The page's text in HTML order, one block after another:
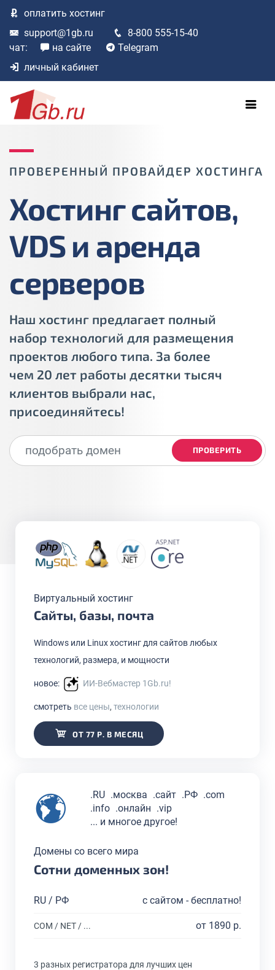
оплатить хостинг
support@1gb.ru
8-800 555-15-40
чат:
на сайте
Telegram
личный кабинет
ПРОВЕРЕННЫЙ ПРОВАЙДЕР ХОСТИНГА
Хостинг сайтов,
VDS и аренда
серверов
Наш хостинг предлагает полный
набор технологий для размещения
проектов любого типа. За более
чем 20 лет работы десятки тысяч
клиентов выбрали нас,
присоединяйтесь!
ПРОВЕРИТЬ
Виртуальный хостинг
Сайты, базы, почта
Windows или Linux хостинг для сайтов любых
технологий, размера, и мощности
новое: ИИ-Вебмастер 1Gb.ru!
смотреть все цены, технологии
ОТ 77 Р. В МЕСЯЦ
.RU .москва .сайт .РФ .com
.info .онлайн .vip
... и многое другое!
Домены со всего мира
Сотни доменных зон!
RU / РФ с сайтом - бесплатно!
COM / NET / ... от 1890 р.
3 разных регистратора для лучших цен